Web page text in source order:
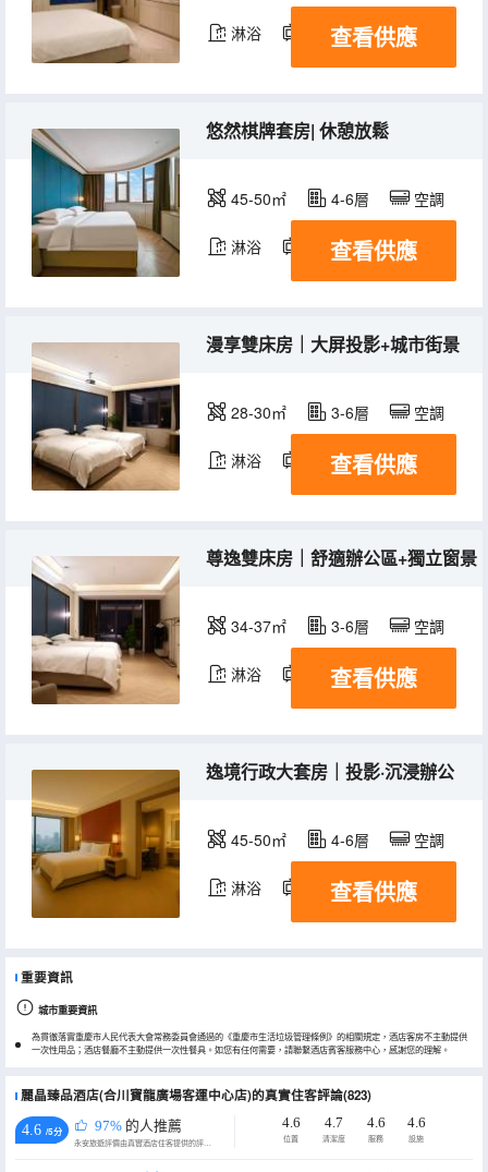
淋浴 電視機
查看供應
悠然棋牌套房| 休憩放鬆
45-50㎡ 4-6層 空調
淋浴 電視機 冰箱
查看供應
漫享雙床房｜大屏投影+城市街景
28-30㎡ 3-6層 空調
淋浴 電視機
查看供應
尊逸雙床房｜舒適辦公區+獨立窗景
34-37㎡ 3-6層 空調
淋浴 電視機
查看供應
逸境行政大套房｜投影·沉浸辦公
45-50㎡ 4-6層 空調
淋浴 電視機 冰箱
查看供應
重要資訊
城市重要資訊
為貫徹落實重慶市人民代表大會常務委員會通過的《重慶市生活垃圾管理條例》的相關規定，酒店客房不主動提供
一次性用品；酒店餐廳不主動提供一次性餐具。如您有任何需要，請聯繫酒店賓客服務中心，感謝您的理解。
麗晶臻品酒店(合川寶龍廣場客運中心店)的真實住客評論(823)
4.6 /5分 97% 的人推薦
永安旅遊評價由真實酒店住客提供的評價。
4.6
位置
4.7
清潔度
4.6
服務
4.6
設施